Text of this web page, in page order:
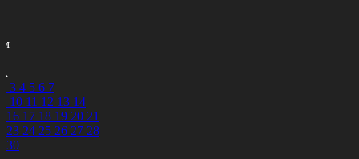
3 4 5 6 7
10 11 12 13 14
16 17 18 19 20 21
23 24 25 26 27 28
30